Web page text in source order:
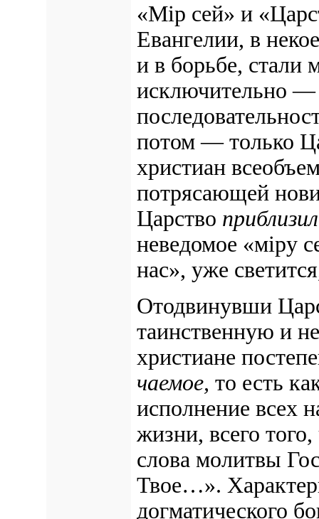
«Мiр сей» и
Евангелии, в
и в борьбе, стали
исключительно —
потом — только
христиан
потрясающей
Царство
неведомое «мiру
нас», уже
Отодвинувши
таинственную и
христиане
чаемое, то есть
исполнение всех
жизни, всего
слова молитвы
Твое…».
догматического